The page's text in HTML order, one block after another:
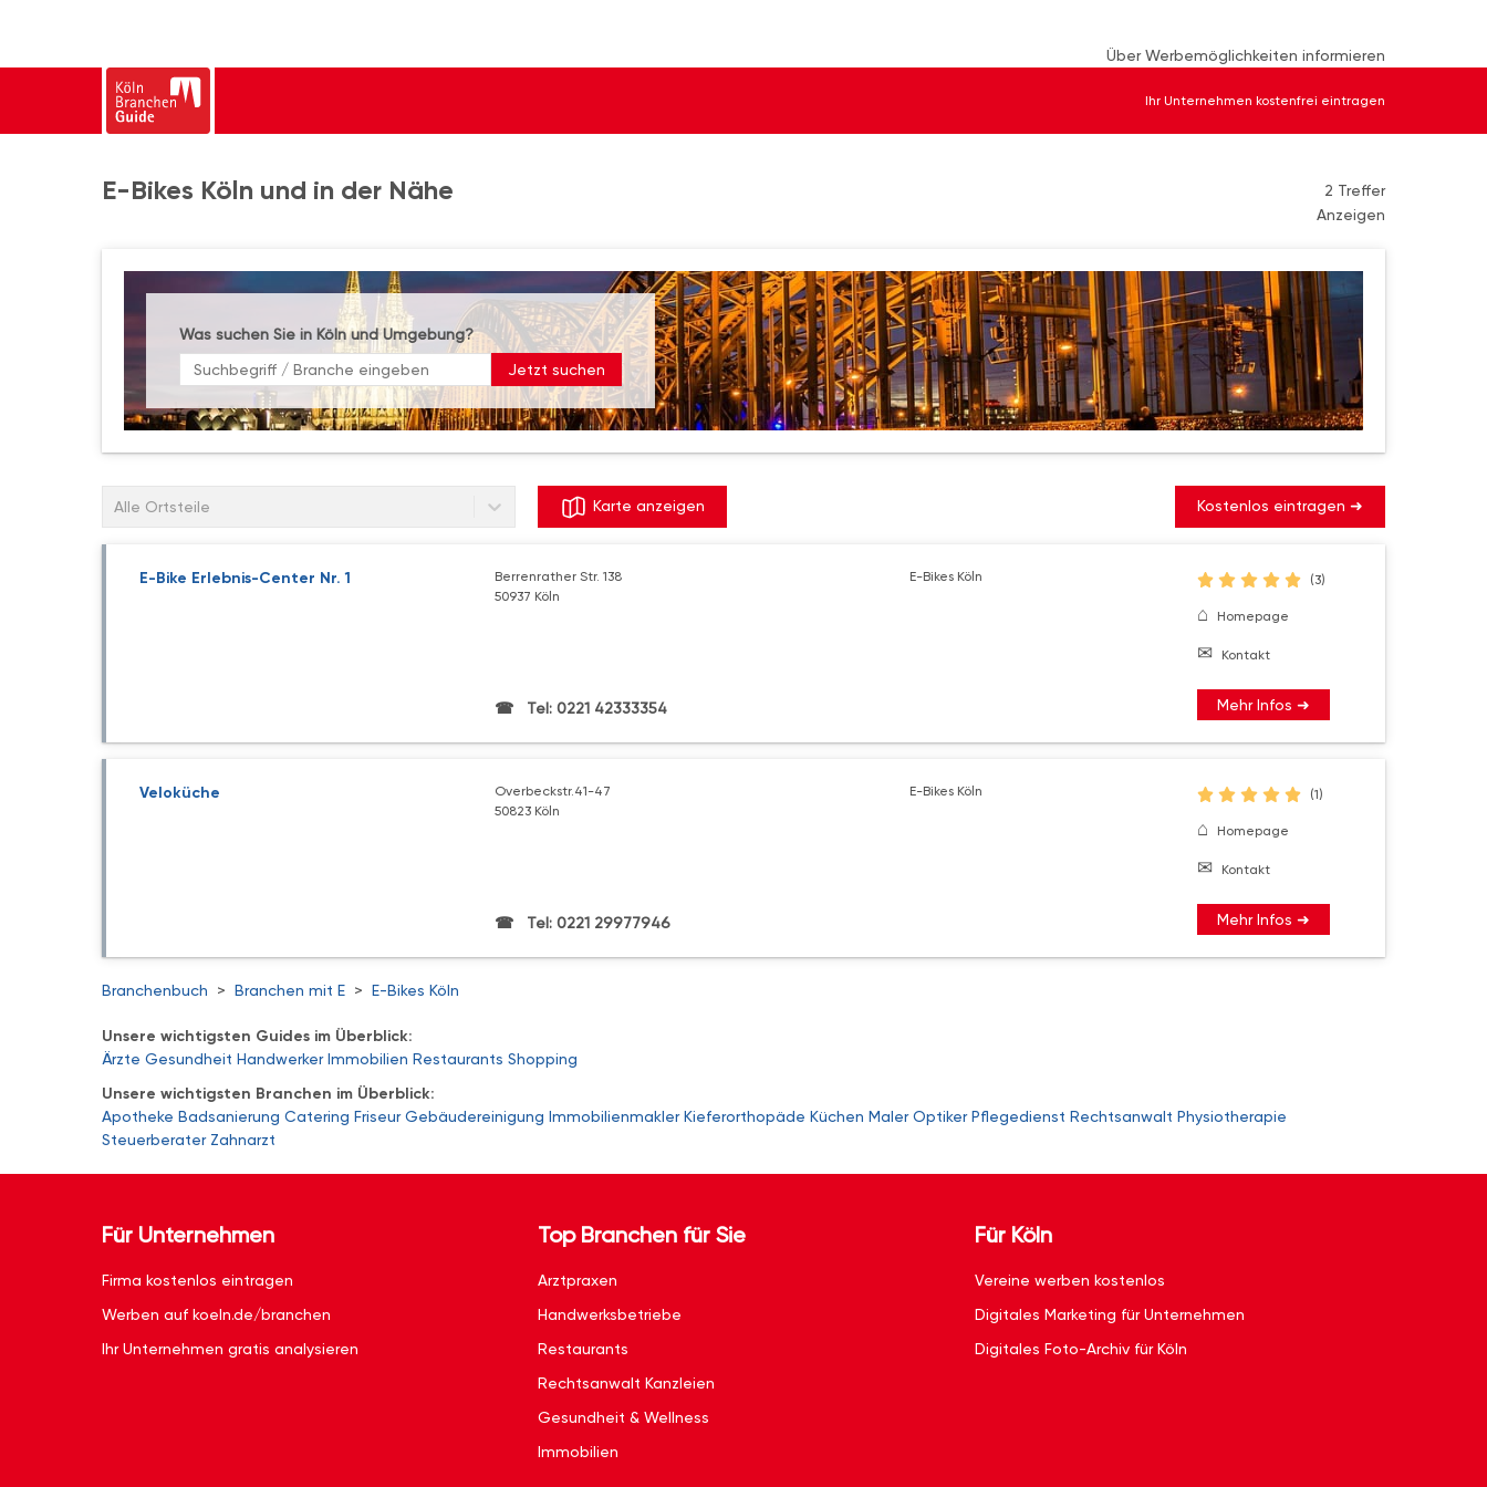
Über Werbemöglichkeiten informieren
Ihr Unternehmen kostenfrei eintragen
E-Bikes Köln und in der Nähe
2 Treffer
Anzeigen
Was suchen Sie in Köln und Umgebung?
Jetzt suchen
Alle Ortsteile Karte anzeigen Kostenlos eintragen ➜
E-Bike Erlebnis-Center Nr. 1
Berrenrather Str. 138
50937 Köln
Tel: 0221 42333354
E-Bikes Köln (3)
Homepage
Kontakt
Mehr Infos ➜
Veloküche
Overbeckstr.41-47
50823 Köln
Tel: 0221 29977946
E-Bikes Köln (1)
Homepage
Kontakt
Mehr Infos ➜
Branchenbuch > Branchen mit E > E-Bikes Köln
Unsere wichtigsten Guides im Überblick:
Ärzte Gesundheit Handwerker Immobilien Restaurants Shopping
Unsere wichtigsten Branchen im Überblick:
Apotheke Badsanierung Catering Friseur Gebäudereinigung Immobilienmakler Kieferorthopäde Küchen Maler Optiker Pflegedienst Rechtsanwalt Physiotherapie
Steuerberater Zahnarzt
Für Unternehmen
Firma kostenlos eintragen
Werben auf koeln.de/branchen
Ihr Unternehmen gratis analysieren
Top Branchen für Sie
Arztpraxen
Handwerksbetriebe
Restaurants
Rechtsanwalt Kanzleien
Gesundheit & Wellness
Immobilien
Für Köln
Vereine werben kostenlos
Digitales Marketing für Unternehmen
Digitales Foto-Archiv für Köln